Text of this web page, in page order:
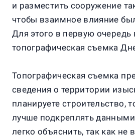
и разместить сооружение
чтобы взаимное влияние
Для этого в первую очередь
топографическая съемка
Топографическая съемка
сведения о территории
планируете строительство,
лучше подкреплять данными
легко объяснить, так как не